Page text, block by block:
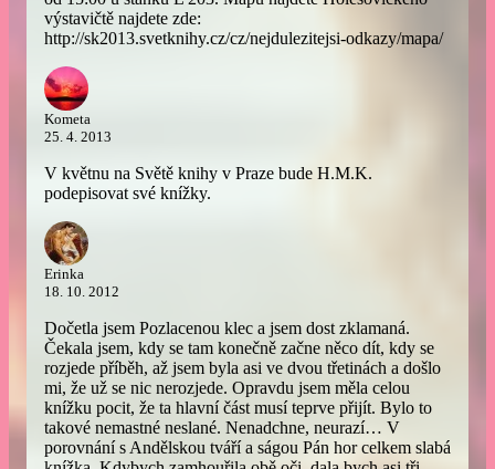
výstavičtě najdete zde:
http://sk2013.svetknihy.cz/cz/nejdulezitejsi-odkazy/mapa/
Kometa
25. 4. 2013
V květnu na Světě knihy v Praze bude H.M.K.
podepisovat své knížky.
Erinka
18. 10. 2012
Dočetla jsem Pozlacenou klec a jsem dost zklamaná.
Čekala jsem, kdy se tam konečně začne něco dít, kdy se
rozjede příběh, až jsem byla asi ve dvou třetinách a došlo
mi, že už se nic nerozjede. Opravdu jsem měla celou
knížku pocit, že ta hlavní část musí teprve přijít. Bylo to
takové nemastné neslané. Nenadchne, neurazí… V
porovnání s Andělskou tváří a ságou Pán hor celkem slabá